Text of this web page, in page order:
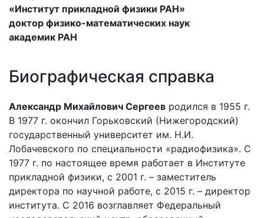
«Институт прикладной физики РАН»
доктор физико-математических наук
академик РАН
Биографическая справка
Александр Михайлович Сергеев родился в 1955 г.
В 1977 г. окончил Горьковский (Нижегородский)
государственный университет им. Н.И.
Лобачевского по специальности «радиофизика». С
1977 г. по настоящее время работает в Институте
прикладной физики, с 2001 г. – заместитель
директора по научной работе, с 2015 г. – директор
института. С 2016 возглавляет Федеральный